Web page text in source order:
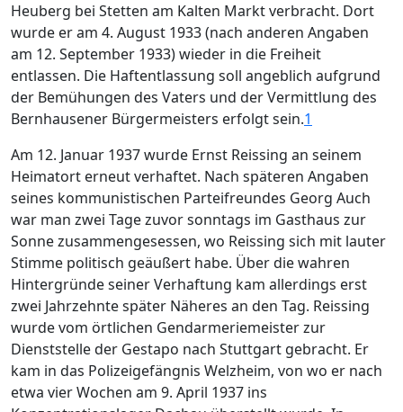
Heuberg bei Stetten am Kalten Markt verbracht. Dort
wurde er am 4. August 1933 (nach anderen Angaben
am 12. September 1933) wieder in die Freiheit
entlassen. Die Haftentlassung soll angeblich aufgrund
der Bemühungen des Vaters und der Vermittlung des
Bernhausener Bürgermeisters erfolgt sein.1
Am 12. Januar 1937 wurde Ernst Reissing an seinem
Heimatort erneut verhaftet. Nach späteren Angaben
seines kommunistischen Parteifreundes Georg Auch
war man zwei Tage zuvor sonntags im Gasthaus zur
Sonne zusammengesessen, wo Reissing sich mit lauter
Stimme politisch geäußert habe. Über die wahren
Hintergründe seiner Verhaftung kam allerdings erst
zwei Jahrzehnte später Näheres an den Tag. Reissing
wurde vom örtlichen Gendarmeriemeister zur
Dienststelle der Gestapo nach Stuttgart gebracht. Er
kam in das Polizeigefängnis Welzheim, von wo er nach
etwa vier Wochen am 9. April 1937 ins